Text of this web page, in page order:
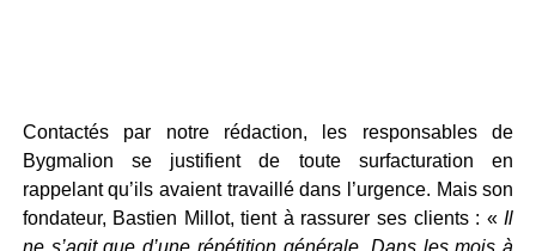
Contactés par notre rédaction, les responsables de
Bygmalion se justifient de toute surfacturation en
rappelant qu’ils avaient travaillé dans l’urgence. Mais son
fondateur, Bastien Millot, tient à rassurer ses clients : «Il
ne s’agit que d’une répétition générale. Dans les mois à